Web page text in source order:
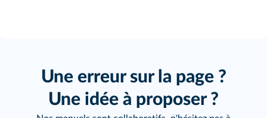
Une erreur sur la page ?
Une idée à proposer ?